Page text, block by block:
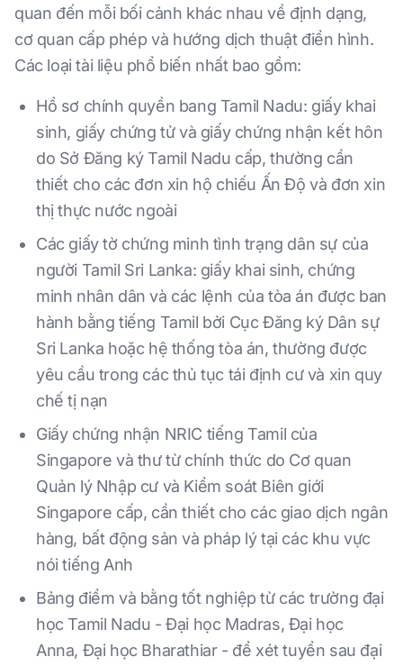
quan đến mỗi bối cảnh khác nhau về định dạng,
cơ quan cấp phép và hướng dịch thuật điển hình.
Các loại tài liệu phổ biến nhất bao gồm:
Hồ sơ chính quyền bang Tamil Nadu: giấy khai
sinh, giấy chứng tử và giấy chứng nhận kết hôn
do Sở Đăng ký Tamil Nadu cấp, thường cần
thiết cho các đơn xin hộ chiếu Ấn Độ và đơn xin
thị thực nước ngoài
Các giấy tờ chứng minh tình trạng dân sự của
người Tamil Sri Lanka: giấy khai sinh, chứng
minh nhân dân và các lệnh của tòa án được ban
hành bằng tiếng Tamil bởi Cục Đăng ký Dân sự
Sri Lanka hoặc hệ thống tòa án, thường được
yêu cầu trong các thủ tục tái định cư và xin quy
chế tị nạn
Giấy chứng nhận NRIC tiếng Tamil của
Singapore và thư từ chính thức do Cơ quan
Quản lý Nhập cư và Kiểm soát Biên giới
Singapore cấp, cần thiết cho các giao dịch ngân
hàng, bất động sản và pháp lý tại các khu vực
nói tiếng Anh
Bảng điểm và bằng tốt nghiệp từ các trường đại
học Tamil Nadu - Đại học Madras, Đại học
Anna, Đại học Bharathiar - để xét tuyển sau đại